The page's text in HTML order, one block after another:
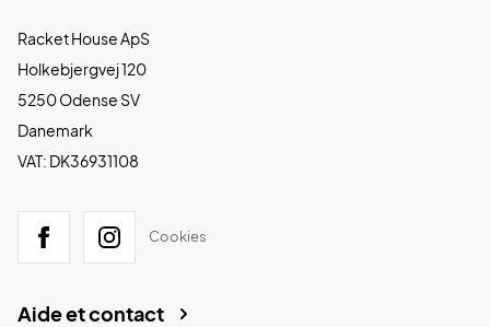
Racket House ApS
Holkebjergvej 120
5250 Odense SV
Danemark
VAT: DK36931108
Cookies
Aide et contact